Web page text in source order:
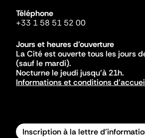
Téléphone
+33 1 58 51 52 00
Jours et heures d'ouverture
La Cité est ouverte tous les jours
(sauf le mardi).
Nocturne le jeudi jusqu'à 21h.
Informations et conditions
Inscription à la lettre